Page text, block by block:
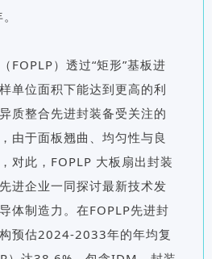
FOPLP）透过“矩形”基板进
单位面积下能达到更高的利
质整合先进封装备受关注的
由于面板翘曲、均匀性与良
对此，FOPLP 大板扇出封装
进企业一同探讨最新技术发
体制造力。在FOPLP先进封
预估2024-2033年的年均复